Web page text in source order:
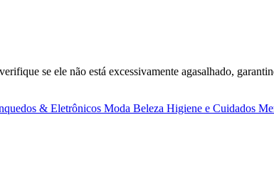
se ele não está excessivamente agasalhado,
& Eletrônicos Moda Beleza Higiene e Cuidados